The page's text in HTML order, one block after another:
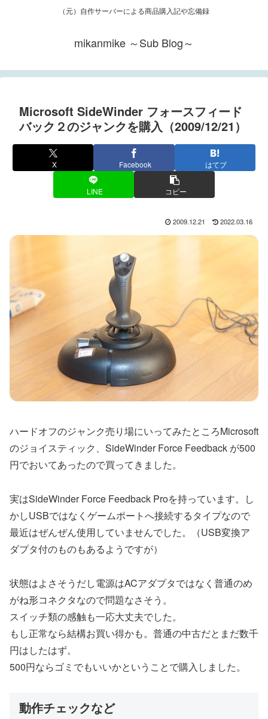
（元）自作サーバーによる商品購入記や忘備録
mikanmike ～Sub Blog～
Microsoft SideWinder フォースフィード
バック２のジャンクを購入（2009/12/21）
X Facebook はてブ
LINE コピー
2009.12.21 2022.03.16
ハードオフのジャンク売り場にいってみたところMicrosoft
のジョイスティック、SideWinder Force Feedback が500
円でおいてあったので買ってきました。
実はSideWinder Force Feedback Proを持っています。し
かしUSBではなくゲームポートへ接続するタイプなので
最近はぜんぜん使用していませんでした。（USB変換ア
ダプタ付のものもあるようですが）
状態はよさそうだし電源はACアダプタではなく普通のめ
がね形コネクタなので問題なさそう。
スイッチ類の感触も一応大丈夫でした。
もし正常なら結構お買い得かも。普通の中古だとまだ数千
円はしたはず。
500円ならゴミでもいいかということで購入しました。
動作チェックなど